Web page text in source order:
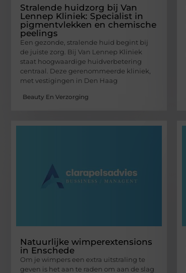
Stralende huidzorg bij Van
Lennep Kliniek: Specialist in
pigmentvlekken en chemische
peelings
Een gezonde, stralende huid begint bij
de juiste zorg. Bij Van Lennep Kliniek
staat hoogwaardige huidverbetering
centraal. Deze gerenommeerde kliniek,
met vestigingen in Den Haag
Beauty En Verzorging
Natuurlijke wimperextensions
in Enschede
Om je wimpers een extra uitstraling te
geven is het aan te raden om aan de slag